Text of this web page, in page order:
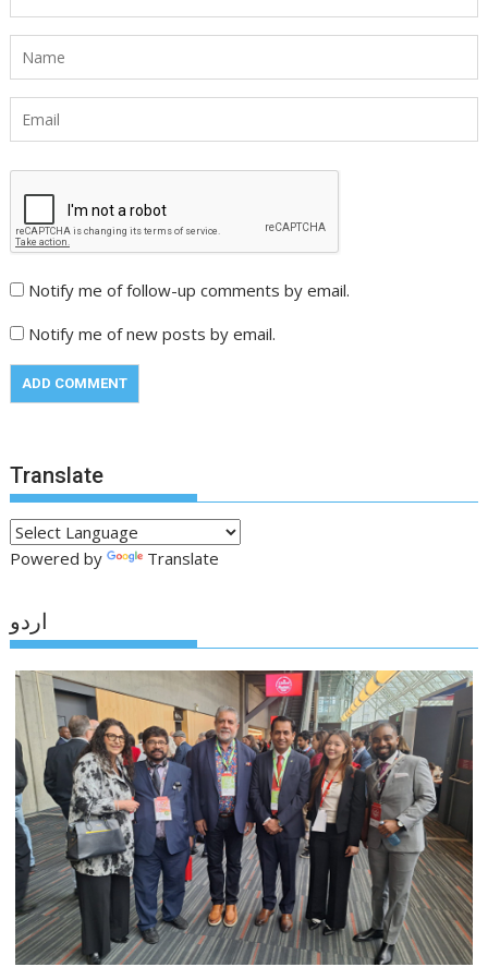
Notify me of follow-up comments by email.
Notify me of new posts by email.
Translate
Powered by Translate
اردو